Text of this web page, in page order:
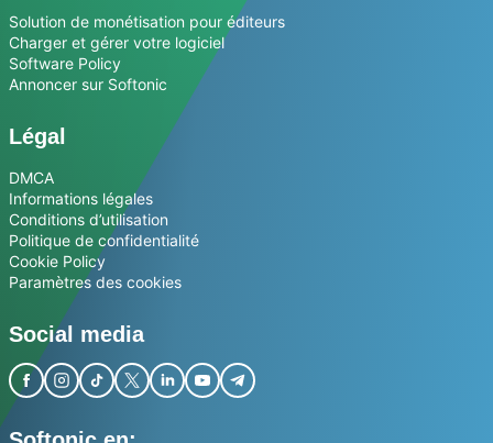
Solution de monétisation pour éditeurs
Charger et gérer votre logiciel
Software Policy
Annoncer sur Softonic
Légal
DMCA
Informations légales
Conditions d’utilisation
Politique de confidentialité
Cookie Policy
Paramètres des cookies
Social media